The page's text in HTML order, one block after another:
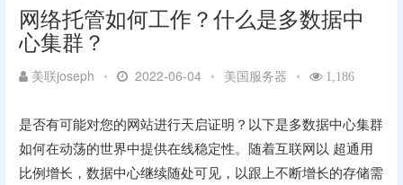
网络托管如何工作？什么是多数据中
心集群？
美联joseph • 2022-06-04 • 美国服务器 • 1,186
是否有可能对您的网站进行天启证明？以下是多数据中心集群
如何在动荡的世界中提供在线稳定性。随着互联网以 超通用
比例增长，数据中心继续随处可见，以跟上不断增长的存储需